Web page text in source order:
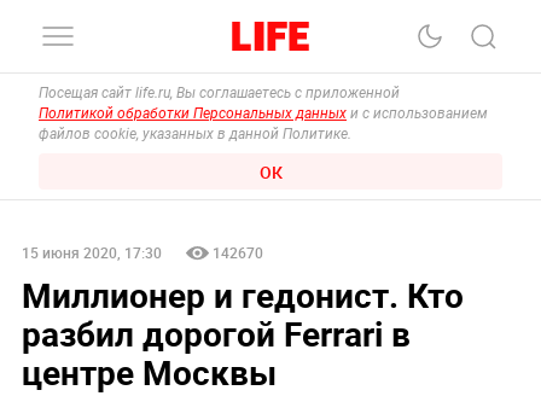
Посещая сайт life.ru, Вы соглашаетесь с приложенной
Политикой обработки Персональных данных и с использованием
файлов cookie, указанных в данной Политике.
ОК
15 июня 2020, 17:30 142670
Миллионер и гедонист. Кто
разбил дорогой Ferrari в
центре Москвы